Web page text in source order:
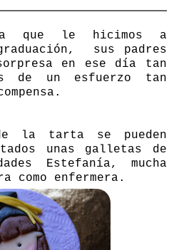
que le hicimos a
sus padres
en ese día tan
de un esfuerzo tan
de la tarta se pueden
unas galletas de
Estefanía, mucha
como enfermera.